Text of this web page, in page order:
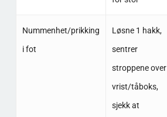
Nummenhet/prikking
i fot
Løsne 1 hakk,
sentrer
stroppene over
vrist/tåboks,
sjekk at